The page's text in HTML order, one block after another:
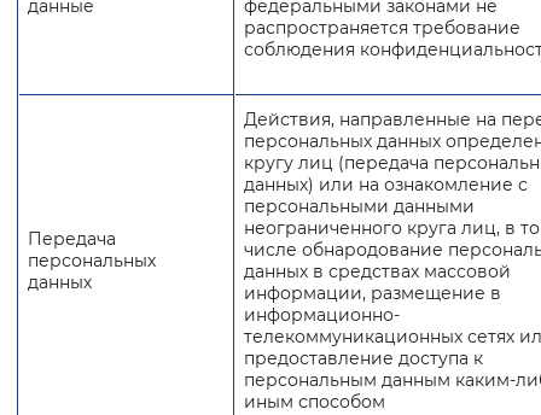
данные
федеральными законами не
распространяется требование
соблюдения
Передача
персональных
данных
Действия, направленные на
персональных данных
кругу лиц (передача
данных) или на ознакомление с
персональными данными
неограниченного круга лиц, в
числе обнародование
данных в средствах массовой
информации, размещение в
информационно-
телекоммуникационных сетях
предоставление доступа к
персональным данным каким-
иным способом